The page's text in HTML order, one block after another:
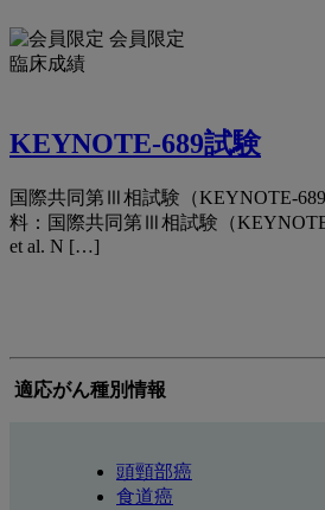
会員限定
臨床成績
KEYNOTE-689試験
国際共同第Ⅲ相試験（KEYNOTE-
料：国際共同第Ⅲ相試験（
et al. N […]
適応がん種別情報
頭頸部癌
食道癌